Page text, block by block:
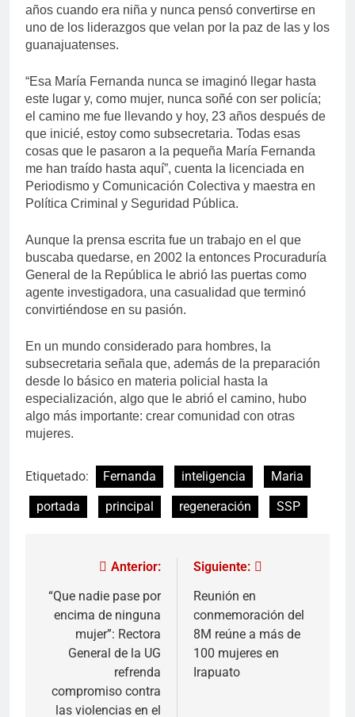
años cuando era niña y nunca pensó convertirse en
uno de los liderazgos que velan por la paz de las y los
guanajuatenses.
“Esa María Fernanda nunca se imaginó llegar hasta
este lugar y, como mujer, nunca soñé con ser policía;
el camino me fue llevando y hoy, 23 años después de
que inicié, estoy como subsecretaria. Todas esas
cosas que le pasaron a la pequeña María Fernanda
me han traído hasta aquí”, cuenta la licenciada en
Periodismo y Comunicación Colectiva y maestra en
Política Criminal y Seguridad Pública.
Aunque la prensa escrita fue un trabajo en el que
buscaba quedarse, en 2002 la entonces Procuraduría
General de la República le abrió las puertas como
agente investigadora, una casualidad que terminó
convirtiéndose en su pasión.
En un mundo considerado para hombres, la
subsecretaria señala que, además de la preparación
desde lo básico en materia policial hasta la
especialización, algo que le abrió el camino, hubo
algo más importante: crear comunidad con otras
mujeres.
Etiquetado: Fernanda inteligencia
Maria
portada
principal regeneración SSP
Anterior:
“Que nadie pase por
encima de ninguna
mujer”: Rectora
General de la UG
refrenda
compromiso contra
las violencias en el
Siguiente:
Reunión en
conmemoración del
8M reúne a más de
100 mujeres en
Irapuato